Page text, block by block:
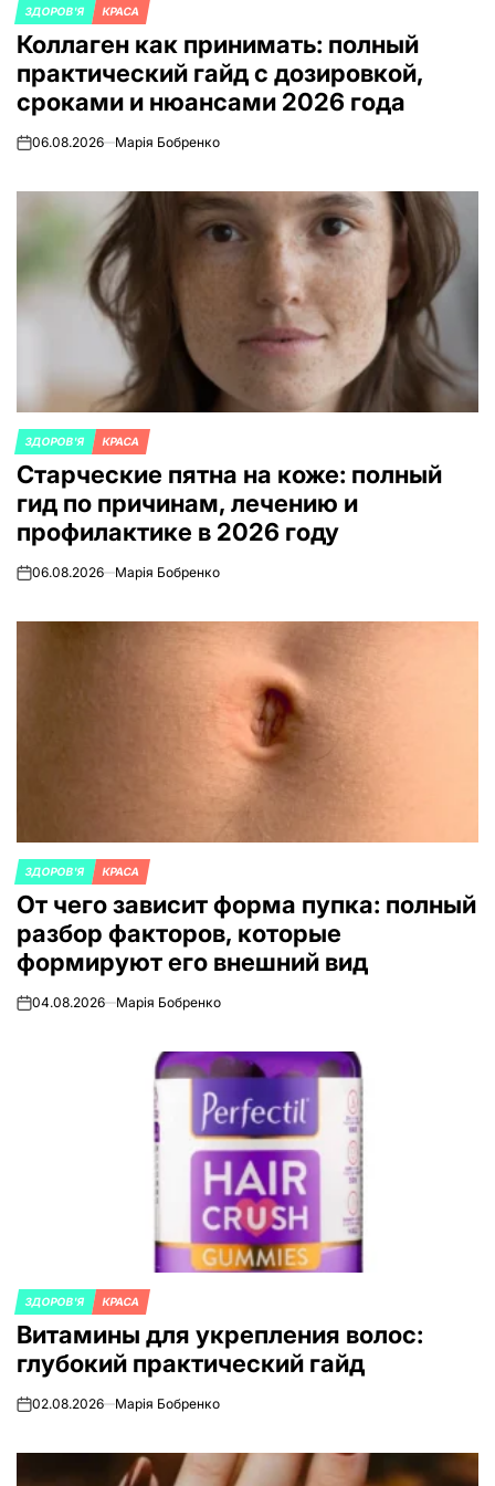
ОПУБЛИКОВАНО
В
ЗДОРОВ'Я КРАСА
Коллаген как принимать: полный
практический гайд с дозировкой,
сроками и нюансами 2026 года
on06.08.2026 Марія Бобренко
ОПУБЛИКОВАНО
В
ЗДОРОВ'Я КРАСА
Старческие пятна на коже: полный
гид по причинам, лечению и
профилактике в 2026 году
on06.08.2026 Марія Бобренко
ОПУБЛИКОВАНО
В
ЗДОРОВ'Я КРАСА
От чего зависит форма пупка: полный
разбор факторов, которые
формируют его внешний вид
on04.08.2026 Марія Бобренко
ОПУБЛИКОВАНО
В
ЗДОРОВ'Я КРАСА
Витамины для укрепления волос:
глубокий практический гайд
on02.08.2026 Марія Бобренко